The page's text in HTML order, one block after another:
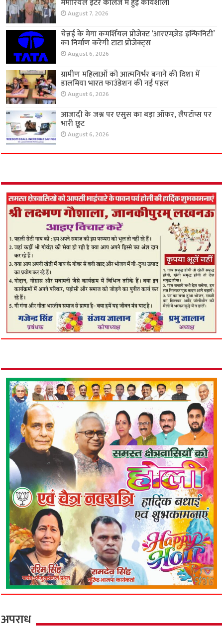
मेमोरियल इंटर कॉलेज में हुई कार्यशाला
August 7, 2026
चेन्नई के मेगा कमर्शियल प्रोजेक्ट ‘आरएमज़ेड इन्फिनिटी’
का निर्माण करेगी टाटा प्रोजेक्ट्स
August 6, 2026
ग्रामीण महिलाओं को आत्मनिर्भर बनाने की दिशा में
डालमिया भारत फाउंडेशन की नई पहल
August 6, 2026
आजादी के जश्न पर एसुस का बड़ा ऑफर, लैपटॉप्स पर
भारी छूट
August 6, 2026
अपराध